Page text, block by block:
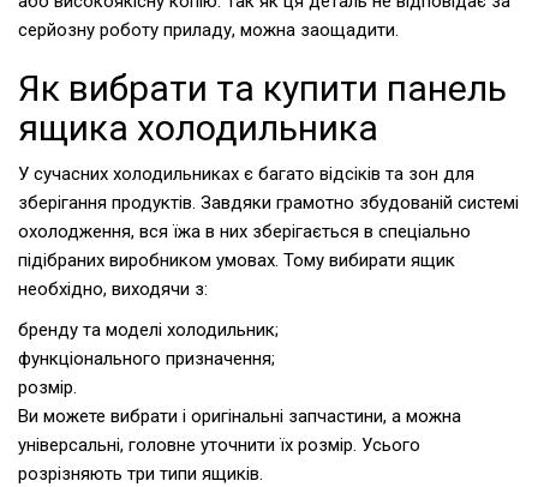
серйозну роботу приладу, можна заощадити.
Як вибрати та купити панель
ящика холодильника
У сучасних холодильниках є багато відсіків та зон для
зберігання продуктів. Завдяки грамотно збудованій системі
охолодження, вся їжа в них зберігається в спеціально
підібраних виробником умовах. Тому вибирати ящик
необхідно, виходячи з:
бренду та моделі холодильник;
функціонального призначення;
розмір.
Ви можете вибрати і оригінальні запчастини, а можна
універсальні, головне уточнити їх розмір. Усього
розрізняють три типи ящиків.